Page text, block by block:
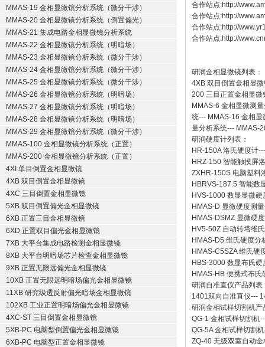
MMAS-19 金相显微镜分析系统（微分干涉）
MMAS-20 金相显微镜分析系统（倒置偏光）
MMAS-21 集成电路金相显微镜分析系统
MMAS-22 金相显微镜分析系统（明暗场）
MMAS-23 金相显微镜分析系统（微分干涉）
MMAS-24 金相显微镜分析系统（微分干涉）
MMAS-25 金相显微镜分析系统（微分干涉）
MMAS-26 金相显微镜分析系统（明暗场）
MMAS-27 金相显微镜分析系统（明暗场）
MMAS-28 金相显微镜分析系统（明暗场）
MMAS-29 金相显微镜分析系统（微分干涉）
MMAS-100 金相显微镜分析系统（正置）
MMAS-200 金相显微镜分析系统（正置）
4XI 单目倒置金相显微镜
4XB 双目倒置金相显微镜
4XC 三目倒置金相显微镜
5XB 双目倒置偏光金相显微镜
6XB 正置三目金相显微镜
6XD 正置双目偏光金相显微镜
7XB 大平台集成电路检测金相显微镜
8XB 大平台明暗场芯片检查金相显微镜
9XB 正置无限远偏光金相显微镜
10XB 正置无限远明暗场偏光金相显微镜
11XB 研究级透反射偏光暗场金相显微镜
102XB 工业正置明暗场偏光金相显微镜
4XC-ST 三目倒置金相显微镜
5XB-PC 电脑型倒置偏光金相显微镜
6XB-PC 电脑型正置金相显微镜
合作站点:http://
合作站点:http://
合作站点:http://
合作站点:http://
研润金相显微镜列表：
4XB 双目倒置金相显
200 三目正置金相显微
MMAS-6 金相显微测
统--- MMAS-16 金相显
量分析系统--- MMAS-
研润硬度计列表：
HR-150A 洛氏硬度计
HRZ-150 智能触摸屏
ZXHR-150S 电脑塑料
HBRVS-187.5 智能数
HVS-1000 数显显微硬
HMAS-D 显微硬度测
HMAS-DSMZ 显微硬
HV5-50Z 自动转塔维
HMAS-D5 维氏硬度分
HMAS-C5SZA 维氏硬
HBS-3000 数显布氏硬
HMAS-HB 便携式布氏
研润自准直仪产品列表
1401双向自准直仪---
研润金相试样切割机产
QG-1 金相试样切割机
QG-5A 金相试样切割机
ZQ-40 无级双室自动金